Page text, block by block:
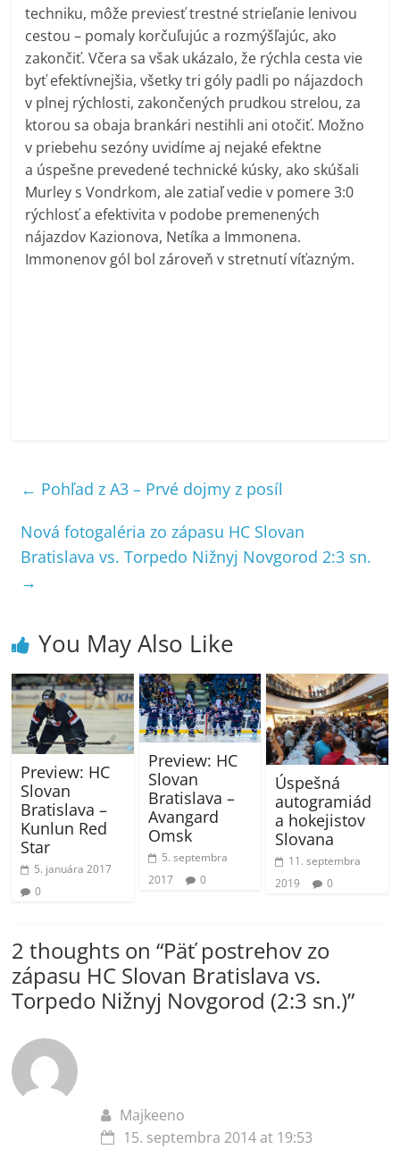
techniku, môže previesť trestné strieľanie lenivou
cestou – pomaly korčuľujúc a rozmýšľajúc, ako
zakončiť. Včera sa však ukázalo, že rýchla cesta vie
byť efektívnejšia, všetky tri góly padli po nájazdoch
v plnej rýchlosti, zakončených prudkou strelou, za
ktorou sa obaja brankári nestihli ani otočiť. Možno
v priebehu sezóny uvidíme aj nejaké efektne
a úspešne prevedené technické kúsky, ako skúšali
Murley s Vondrkom, ale zatiaľ vedie v pomere 3:0
rýchlosť a efektivita v podobe premenených
nájazdov Kazionova, Netíka a Immonena.
Immonenov gól bol zároveň v stretnutí víťazným.
← Pohľad z A3 – Prvé dojmy z posíl
Nová fotogaléria zo zápasu HC Slovan
Bratislava vs. Torpedo Nižnyj Novgorod 2:3 sn.
→
You May Also Like
Preview: HC
Slovan
Bratislava –
Kunlun Red
Star
5. januára 2017
0
Preview: HC
Slovan
Bratislava –
Avangard
Omsk
5. septembra
2017
0
Úspešná
autogramiád
a hokejistov
Slovana
11. septembra
2019
0
2 thoughts on “Päť postrehov zo
zápasu HC Slovan Bratislava vs.
Torpedo Nižnyj Novgorod (2:3 sn.)”
Majkeeno
15. septembra 2014 at 19:53